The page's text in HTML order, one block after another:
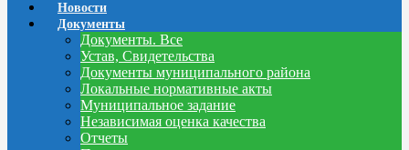
Новости
Документы
Документы. Все
Устав, Свидетельства
Документы муниципального района
Локальные нормативные акты
Муниципальное задание
Независимая оценка качества
Отчеты